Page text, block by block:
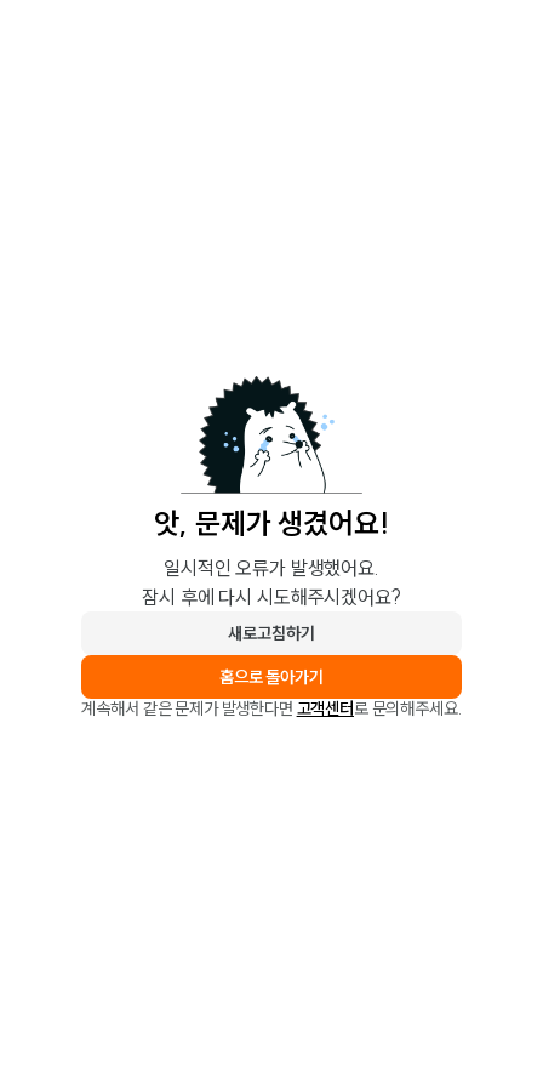
앗, 문제가 생겼어요!
일시적인 오류가 발생했어요.
잠시 후에 다시 시도해주시겠어요?
새로고침하기
홈으로 돌아가기
계속해서 같은 문제가 발생한다면 고객센터로 문의해주세요.